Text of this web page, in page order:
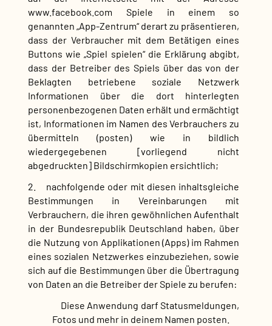
www.facebook.com Spiele in einem so
genannten „App-Zentrum“ derart zu präsentieren,
dass der Verbraucher mit dem Betätigen eines
Buttons wie „Spiel spielen“ die Erklärung abgibt,
dass der Betreiber des Spiels über das von der
Beklagten betriebene soziale Netzwerk
Informationen über die dort hinterlegten
personenbezogenen Daten erhält und ermächtigt
ist, Informationen im Namen des Verbrauchers zu
übermitteln (posten) wie in bildlich
wiedergegebenen [vorliegend nicht
abgedruckten] Bildschirmkopien ersichtlich;
2. nachfolgende oder mit diesen inhaltsgleiche
Bestimmungen in Vereinbarungen mit
Verbrauchern, die ihren gewöhnlichen Aufenthalt
in der Bundesrepublik Deutschland haben, über
die Nutzung von Applikationen (Apps) im Rahmen
eines sozialen Netzwerkes einzubeziehen, sowie
sich auf die Bestimmungen über die Übertragung
von Daten an die Betreiber der Spiele zu berufen:
Diese Anwendung darf Statusmeldungen,
Fotos und mehr in deinem Namen posten.